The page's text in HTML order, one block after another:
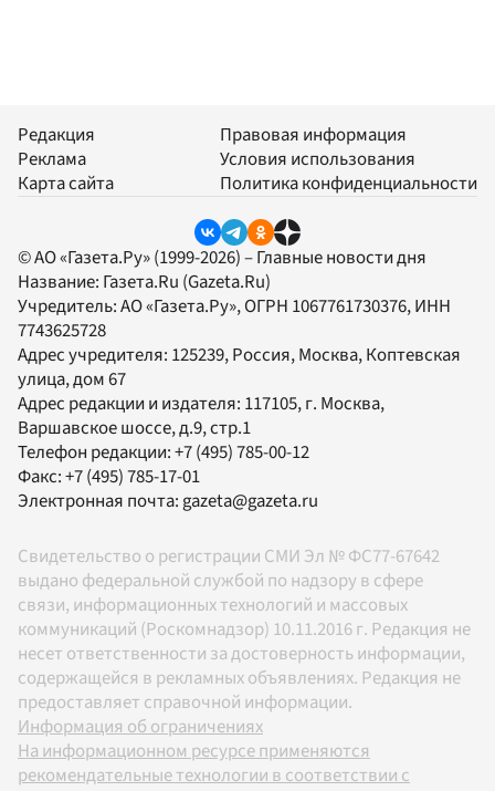
Редакция
Реклама
Карта сайта
Правовая информация
Условия использования
Политика конфиденциальности
© АО «Газета.Ру» (1999-2026) – Главные новости дня
Название: Газета.Ru (Gazeta.Ru)
Учредитель:АО «Газета.Ру», ОГРН 1067761730376, ИНН
7743625728
Адрес учредителя: 125239, Россия, Москва, Коптевская
улица, дом 67
Адрес редакции и издателя: 117105, г. Москва,
Варшавское шоссе, д.9, стр.1
Телефон редакции:+7 (495) 785-00-12
Факс:+7 (495) 785-17-01
Электронная почта: gazeta@gazeta.ru
Свидетельство о регистрации СМИ Эл № ФС77-67642
выдано федеральной службой по надзору в сфере
связи, информационных технологий и массовых
коммуникаций (Роскомнадзор) 10.11.2016 г. Редакция не
несет ответственности за достоверность информации,
содержащейся в рекламных объявлениях. Редакция не
предоставляет справочной информации.
Информация об ограничениях
На информационном ресурсе применяются
рекомендательные технологии в соответствии с